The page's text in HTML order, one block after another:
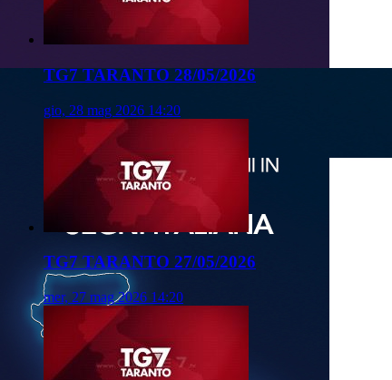
TG7 TARANTO 28/05/2026
gio, 28 mag 2026 14:20
TG7 TARANTO 27/05/2026
mer, 27 mag 2026 14:20